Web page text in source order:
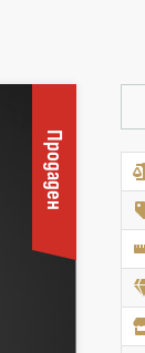
Продаден